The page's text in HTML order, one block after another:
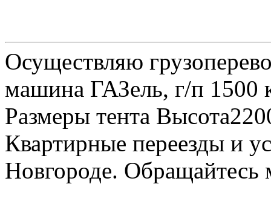
Осуществляю
машина ГАЗель, г/п 1500
Размеры тента
Квартирные переезды и
Новгороде.